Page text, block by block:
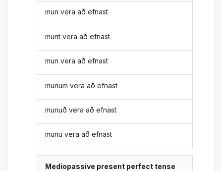
mun vera að efnast
munt vera að efnast
mun vera að efnast
munum vera að efnast
munuð vera að efnast
munu vera að efnast
Mediopassive present perfect tense